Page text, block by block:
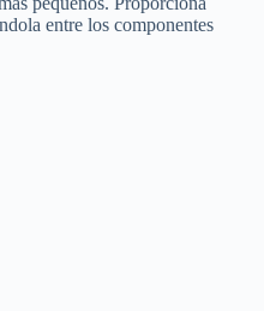
entre los componentes